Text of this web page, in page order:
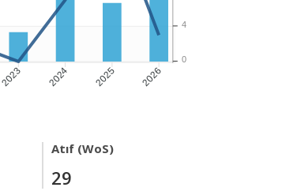
2023 2024 2025 2026
4
0
Atıf (WoS)
29